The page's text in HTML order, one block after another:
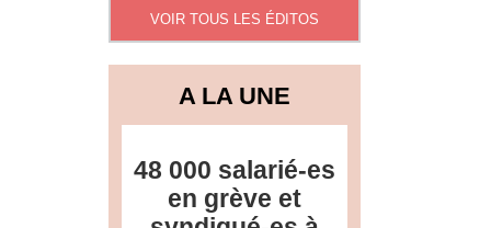
VOIR TOUS LES ÉDITOS
A LA UNE
48 000 salarié-es
en grève et